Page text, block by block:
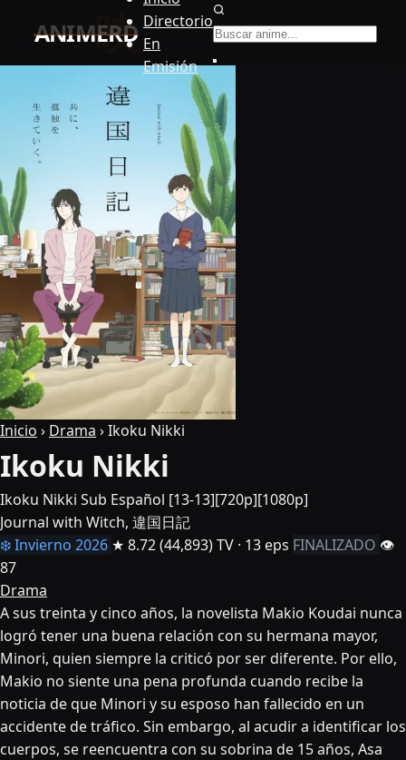
Directorio
En
Emisión
Buscar anime
Inicio › Drama ›Ikoku Nikki
Ikoku Nikki
Ikoku Nikki Sub Español [13-13][720p][1080p]
Journal with Witch, 違国日記
❄️ Invierno 2026 ★ 8.72(44,893)TV · 13 eps FINALIZADO 👁
87
Drama
A sus treinta y cinco años, la novelista Makio Koudai nunca
logró tener una buena relación con su hermana mayor,
Minori, quien siempre la criticó por ser diferente. Por ello,
Makio no siente una pena profunda cuando recibe la
noticia de que Minori y su esposo han fallecido en un
accidente de tráfico. Sin embargo, al acudir a identificar los
cuerpos, se reencuentra con su sobrina de 15 años, Asa